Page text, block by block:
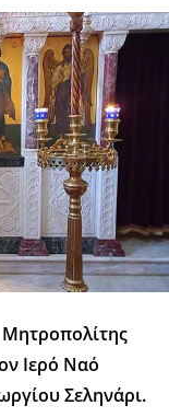
Ιερό Ναό
Σεληνάρι.